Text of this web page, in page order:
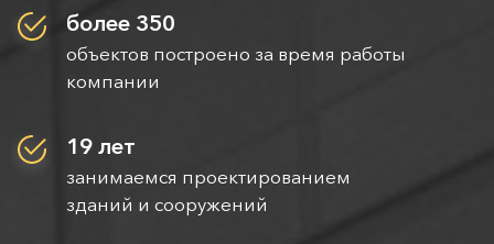
более 350
объектов построено за время работы
компании
19 лет
занимаемся проектированием
зданий и сооружений